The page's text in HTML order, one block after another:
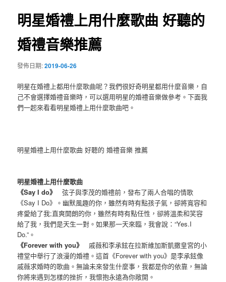
明星婚禮上用什麼歌曲 好聽的
婚禮音樂推薦
發佈日期:2019-06-26
明星在婚禮上都用什麼歌曲呢？我們很好奇明星都用什麼音樂，自
己不會選擇婚禮音樂時，可以選用明星的婚禮音樂做參考。下面我
們一起來看看明星婚禮上用什麼歌曲吧。
明星婚禮上用什麼歌曲 好聽的 婚禮音樂 推薦
明星婚禮上用什麼歌曲
《Say I do》
弦子與李茂的婚禮前，發布了兩人合唱的情歌
《Say I Do》。幽默風趣的你，雖然有時有點孩子氣，卻將寬容和
疼愛給了我;直爽開朗的你，雖然有時有點任性，卻將溫柔和笑容
給了我，我們是天生一對。如果那一天來臨，我會說：“Yes.I
Do.”。
《Forever with you》
戚薇和李承鉉在拉斯維加斯凱撒皇宮的小
禮堂中舉行了浪漫的婚禮。這首《Forever with you》是李承鉉像
戚薇求婚時的歌曲。無論未來發生什麼事，我都是你的依靠，無論
你將來遇到怎樣的挫折，我懷抱永遠為你敞開。